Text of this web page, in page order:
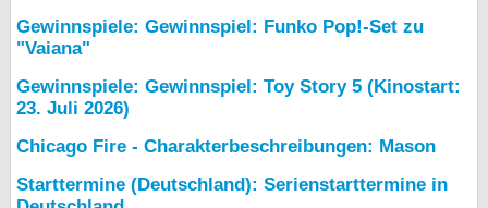
Gewinnspiele: Gewinnspiel: Funko Pop!-Set zu
"Vaiana"
Gewinnspiele: Gewinnspiel: Toy Story 5 (Kinostart:
23. Juli 2026)
Chicago Fire - Charakterbeschreibungen: Mason
Starttermine (Deutschland): Serienstarttermine in